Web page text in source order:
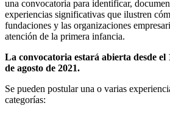
una convocatoria para identificar,
experiencias significativas que ilustren
fundaciones y las organizaciones
atención de la primera infancia.
La convocatoria estará abierta desde el
de agosto de 2021.
Se pueden postular una o varias
categorías: